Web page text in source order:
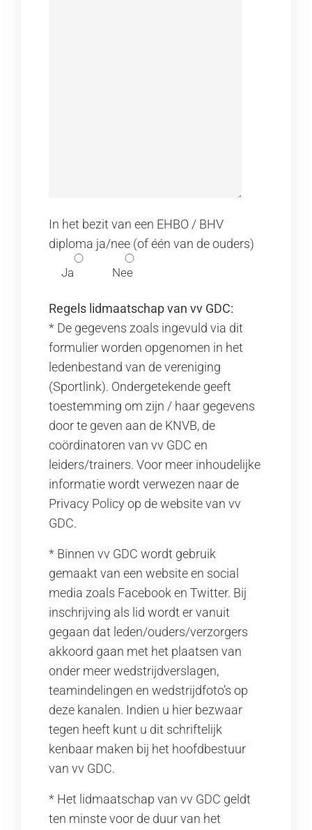
In het bezit van een EHBO / BHV
diploma ja/nee (of één van de ouders)
Ja Nee
Regels lidmaatschap van vv GDC:
* De gegevens zoals ingevuld via dit
formulier worden opgenomen in het
ledenbestand van de vereniging
(Sportlink). Ondergetekende geeft
toestemming om zijn / haar gegevens
door te geven aan de KNVB, de
coördinatoren van vv GDC en
leiders/trainers. Voor meer inhoudelijke
informatie wordt verwezen naar de
Privacy Policy op de website van vv
GDC.
* Binnen vv GDC wordt gebruik
gemaakt van een website en social
media zoals Facebook en Twitter. Bij
inschrijving als lid wordt er vanuit
gegaan dat leden/ouders/verzorgers
akkoord gaan met het plaatsen van
onder meer wedstrijdverslagen,
teamindelingen en wedstrijdfoto’s op
deze kanalen. Indien u hier bezwaar
tegen heeft kunt u dit schriftelijk
kenbaar maken bij het hoofdbestuur
van vv GDC.
* Het lidmaatschap van vv GDC geldt
ten minste voor de duur van het